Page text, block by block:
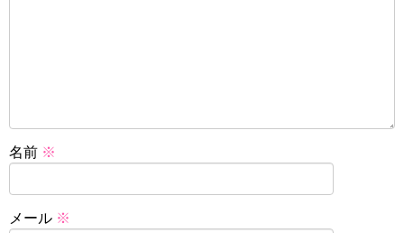
名前 ※
メール ※